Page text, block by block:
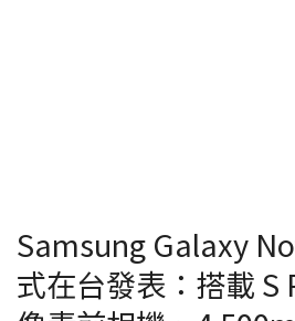
Samsung Galaxy
式在台發表：搭載 S